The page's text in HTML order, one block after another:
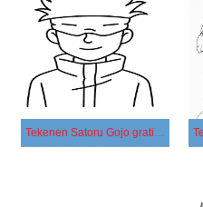
Tekenen Satoru Gojo gratis basis